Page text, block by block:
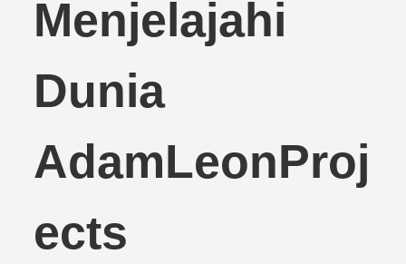
Menjelajahi
Dunia
AdamLeonProj
ects